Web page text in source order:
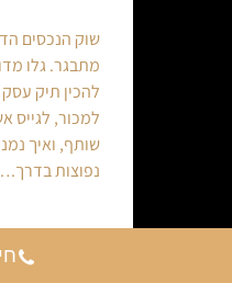
שוק הנכסים
מתבגר. גלו
להכין תיק
למכור, לגייס
שותף, ואיך
נפוצות
reading